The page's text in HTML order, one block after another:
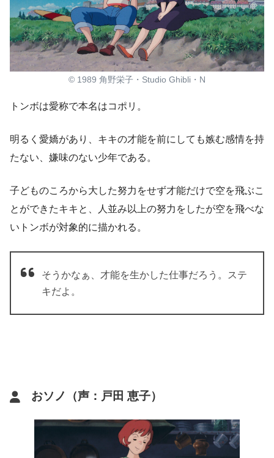
© 1989 角野栄子・Studio Ghibli・N
トンボは愛称で本名はコポリ。
明るく愛嬌があり、キキの才能を前にしても嫉む感情を持
たない、嫌味のない少年である。
子どものころから大した努力をせず才能だけで空を飛ぶこ
とができたキキと、人並み以上の努力をしたが空を飛べな
いトンボが対象的に描かれる。
そうかなぁ、才能を生かした仕事だろう。ステ
キだよ。
おソノ（声：戸田 恵子）